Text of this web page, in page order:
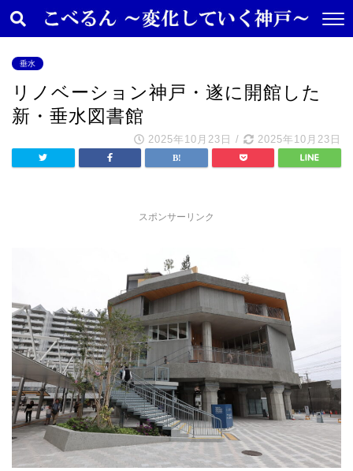
垂水
リノベーション神戸・遂に開館した
新・垂水図書館
2025年10月23日 / 2025年10月23日
スポンサーリンク